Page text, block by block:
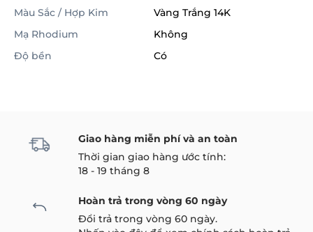
Màu Sắc / Hợp Kim
Vàng Trắng 14K
Mạ Rhodium
Không
Độ bền
Có
Giao hàng miễn phí và an toàn
Thời gian giao hàng ước tính:
18 - 19 tháng 8
Hoàn trả trong vòng 60 ngày
Đổi trả trong vòng 60 ngày.